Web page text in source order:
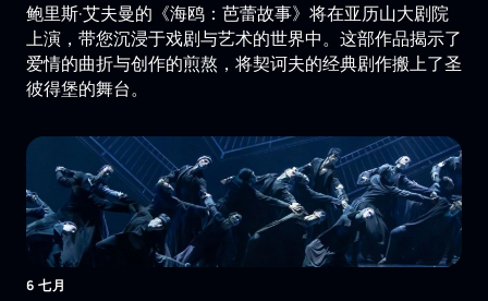
鲍里斯·艾夫曼的《海鸥：芭蕾故事》将在亚历山大剧院
上演，带您沉浸于戏剧与艺术的世界中。这部作品揭示了
爱情的曲折与创作的煎熬，将契诃夫的经典剧作搬上了圣
彼得堡的舞台。
6 七月